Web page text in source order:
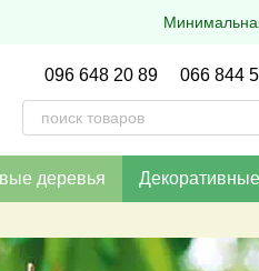
096 648 20 89 066 844
деревья